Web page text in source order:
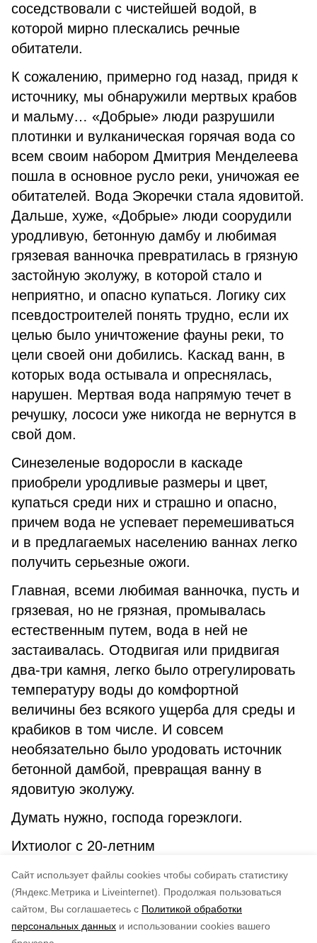
Cайт использует файлы cookies чтобы собирать статистику
(Яндекс.Метрика и Liveinternet).
Продолжая пользоваться
сайтом, Вы соглашаетесь с Политикой обработки
персональных данных и использовании cookies вашего
соседствовали с чистейшей водой, в
которой мирно плескались речные
обитатели.
К сожалению, примерно год назад, придя к
источнику, мы обнаружили мертвых крабов
и мальму… «Добрые» люди разрушили
плотинки и вулканическая горячая вода со
всем своим набором Дмитрия Менделеева
пошла в основное русло реки, уничожая ее
обитателей. Вода Экоречки стала ядовитой.
Дальше, хуже, «Добрые» люди соорудили
уродливую, бетонную дамбу и любимая
грязевая ванночка превратилась в грязную
застойную эколужу, в которой стало и
неприятно, и опасно купаться. Логику сих
псевдостроителей понять трудно, если их
целью было уничтожение фауны реки, то
цели своей они добились. Каскад ванн, в
которых вода остывала и опреснялась,
нарушен. Мертвая вода напрямую течет в
речушку, лососи уже никогда не вернутся в
свой дом.
Синезеленые водоросли в каскаде
приобрели уродливые размеры и цвет,
купаться среди них и страшно и опасно,
причем вода не успевает перемешиваться
и в предлагаемых населению ваннах легко
получить серьезные ожоги.
Главная, всеми любимая ванночка, пусть и
грязевая, но не грязная, промывалась
естественным путем, вода в ней не
застаивалась. Отодвигая или придвигая
два-три камня, легко было отрегулировать
температуру воды до комфортной
величины без всякого ущерба для среды и
крабиков в том числе. И совсем
необязательно было уродовать источник
бетонной дамбой, превращая ванну в
ядовитую эколужу.
Думать нужно, господа гореэклоги.
Ихтиолог с 20-летним
Георгий Кулинский
по оценке